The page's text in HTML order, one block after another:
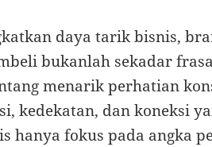
daya tarik bisnis,
bukanlah sekadar
menarik perhatian
kedekatan, dan koneksi
hanya fokus pada angka